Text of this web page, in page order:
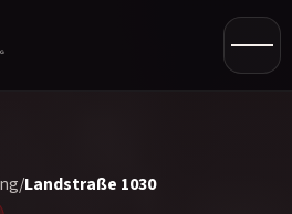
/Landstraße 1030